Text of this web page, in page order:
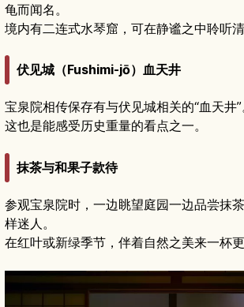
龟而闻名。
境内有二连式水琴窟，可在静谧之中聆听清
伏见城（Fushimi-jō）血天井
宝泉院相传保存有与伏见城相关的“血天井”
这也是能感受历史重量的看点之一。
抹茶与和果子款待
参观宝泉院时，一边眺望庭园一边品尝抹
样迷人。
在红叶或新绿季节，伴着自然之美来一杯更